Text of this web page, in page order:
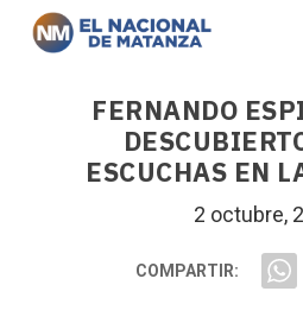
FERNANDO
ESCUCHAS EN
2 octubre,
COMPARTIR: